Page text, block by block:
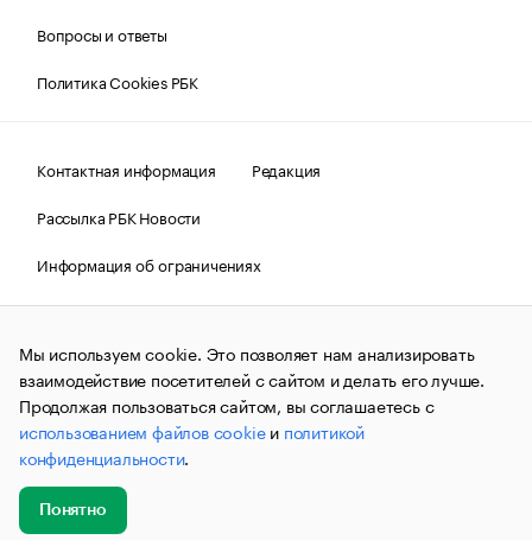
Вопросы и ответы
Политика Cookies РБК
Контактная информация
Редакция
Рассылка РБК Новости
Информация об ограничениях
Правовая информация
О соблюдении авторских прав
© АО «РОСБИЗНЕСКОНСАЛТИНГ»,1995–2026.Сообщения
и материалы информационного агентства «РБК»
(зарегистрировано Федеральной службой по надзору в сфере
связи, информационных технологий и массовых
коммуникаций (Роскомнадзор) 09.12.2015 за номером ИА
№ФС77-63848) сопровождаются пометкой «РБК». Отдельные
публикации могут содержать информацию,
не предназначенную для пользователей
до 18 лет.
Мы используем cookie. Это позволяет нам анализировать
взаимодействие посетителей с сайтом и делать его лучше.
Продолжая пользоваться сайтом, вы соглашаетесь с
использованием файлов cookieи политикой
конфиденциальности.
Понятно